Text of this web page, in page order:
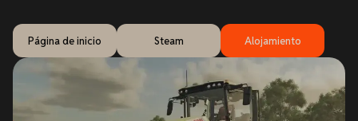
Página de inicio Steam Alojamiento